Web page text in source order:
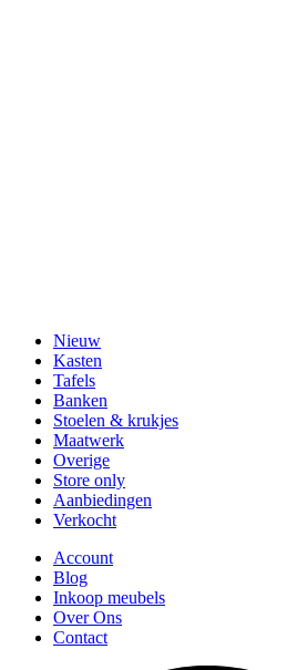
Nieuw
Kasten
Tafels
Banken
Stoelen & krukjes
Maatwerk
Overige
Store only
Aanbiedingen
Verkocht
Account
Blog
Inkoop meubels
Over Ons
Contact